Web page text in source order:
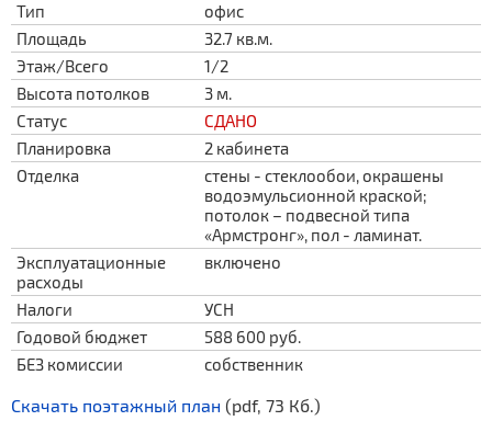
Тип
офис
Площадь
32.7 кв.м.
Этаж/Всего
1/2
Высота потолков
3 м.
Статус
СДАНО
Планировка
2 кабинета
Отделка
стены - стеклообои, окрашены
водоэмульсионной краской;
потолок – подвесной типа
«Армстронг», пол - ламинат.
Эксплуатационные
расходы
включено
Налоги
УСН
Годовой бюджет
588 600 руб.
БЕЗ комиссии
собственник
Скачать поэтажный план (pdf, 73 Кб.)